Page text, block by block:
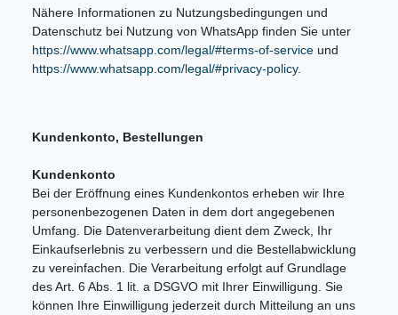
Nähere Informationen zu Nutzungsbedingungen und
Datenschutz bei Nutzung von WhatsApp finden Sie unter
https://www.whatsapp.com/legal/#terms-of-service und
https://www.whatsapp.com/legal/#privacy-policy.
Kundenkonto, Bestellungen
Kundenkonto
Bei der Eröffnung eines Kundenkontos erheben wir Ihre
personenbezogenen Daten in dem dort angegebenen
Umfang. Die Datenverarbeitung dient dem Zweck, Ihr
Einkaufserlebnis zu verbessern und die Bestellabwicklung
zu vereinfachen. Die Verarbeitung erfolgt auf Grundlage
des Art. 6 Abs. 1 lit. a DSGVO mit Ihrer Einwilligung. Sie
können Ihre Einwilligung jederzeit durch Mitteilung an uns